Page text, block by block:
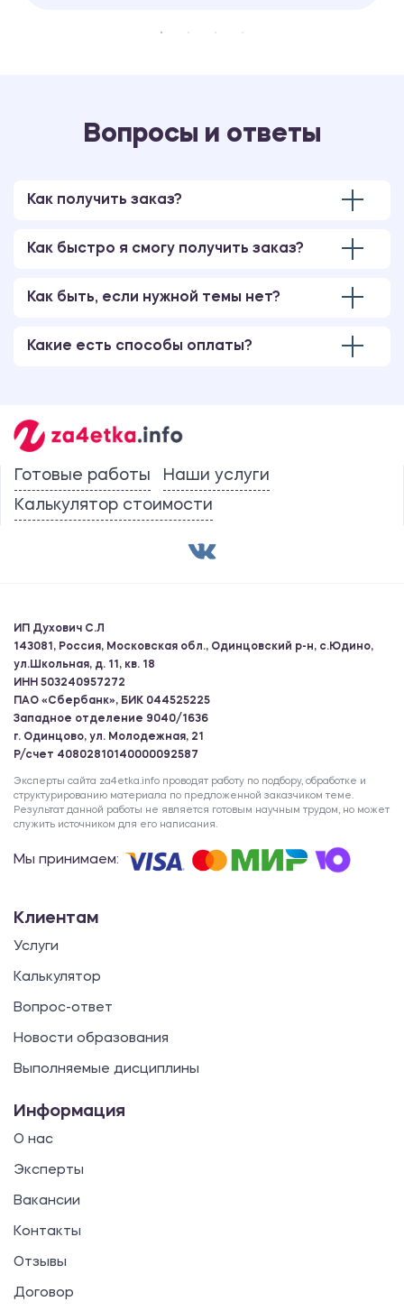
Вопросы и ответы
Как получить заказ?
Как быстро я смогу получить заказ?
Как быть, если нужной темы нет?
Какие есть способы оплаты?
Готовые работы
Наши услуги
Калькулятор стоимости
ИП Духович С.Л
143081, Россия, Московская обл., Одинцовский р-н, с.Юдино,
ул.Школьная, д. 11, кв. 18
ИНН 503240957272
ПАО «Сбербанк», БИК 044525225
Западное отделение 9040/1636
г. Одинцово, ул. Молодежная, 21
Р/счет 40802810140000092587
Эксперты сайта za4etka.info проводят работу по подбору, обработке и
структурированию материала по предложенной заказчиком теме.
Результат данной работы не является готовым научным трудом, но может
служить источником для его написания.
Мы принимаем:
Клиентам
Услуги
Калькулятор
Вопрос-ответ
Новости образования
Выполняемые дисциплины
Информация
О нас
Эксперты
Вакансии
Контакты
Отзывы
Договор